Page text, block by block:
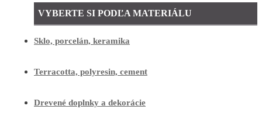
VYBERTE SI PODĽA MATERIÁLU
Sklo, porcelán, keramika
Terracotta, polyresin, cement
Drevené doplnky a dekorácie